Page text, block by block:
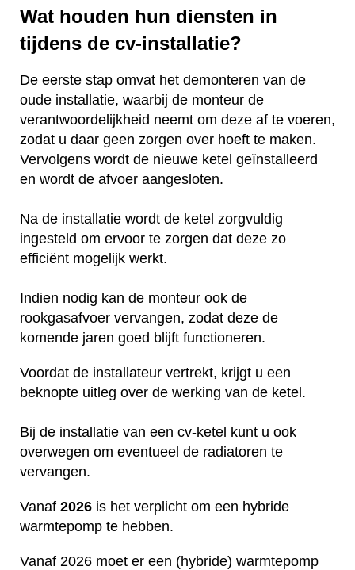
Wat houden hun diensten in
tijdens de cv-installatie?
De eerste stap omvat het demonteren van de
oude installatie, waarbij de monteur de
verantwoordelijkheid neemt om deze af te voeren,
zodat u daar geen zorgen over hoeft te maken.
Vervolgens wordt de nieuwe ketel geïnstalleerd
en wordt de afvoer aangesloten.
Na de installatie wordt de ketel zorgvuldig
ingesteld om ervoor te zorgen dat deze zo
efficiënt mogelijk werkt.
Indien nodig kan de monteur ook de
rookgasafvoer vervangen, zodat deze de
komende jaren goed blijft functioneren.
Voordat de installateur vertrekt, krijgt u een
beknopte uitleg over de werking van de ketel.
Bij de installatie van een cv-ketel kunt u ook
overwegen om eventueel de radiatoren te
vervangen.
Vanaf 2026 is het verplicht om een hybride
warmtepomp te hebben.
Vanaf 2026 moet er een (hybride) warmtepomp